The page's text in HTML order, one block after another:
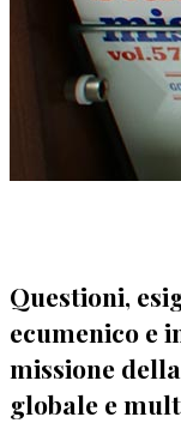
Questioni,
ecumenico e
missione
globale e